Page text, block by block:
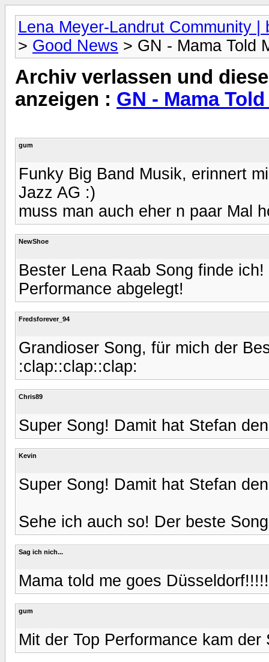
Lena Meyer-Landrut Community |
> Good News > GN - Mama Told
Archiv verlassen und
anzeigen : GN - Mama Told
gum
Funky Big Band Musik, erinnert
Jazz AG :)
muss man auch eher n paar Mal
NewShoe
Bester Lena Raab Song finde
Performance abgelegt!
Fredsforever_94
Grandioser Song, für mich der
:clap::clap::clap:
Chris89
Super Song! Damit hat Stefan
Kevin
Super Song! Damit hat Stefan
Sehe ich auch so! Der beste
Sag ich nich...
Mama told me goes
gum
Mit der Top Performance kam